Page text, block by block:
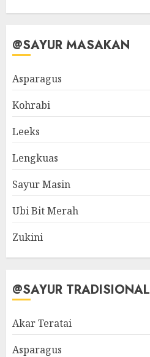
@SAYUR MASAKAN
Asparagus
Kohrabi
Leeks
Lengkuas
Sayur Masin
Ubi Bit Merah
Zukini
@SAYUR TRADISIONAL
Akar Teratai
Asparagus